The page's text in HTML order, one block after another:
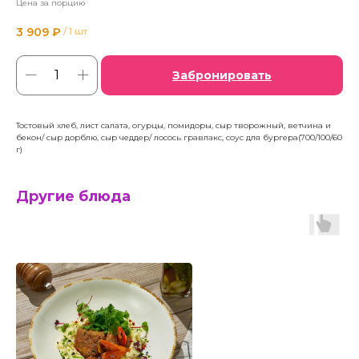
Цена за порцию
3 909 ₽ / 1 шт
Забронировать
Тостовый хлеб, лист салата, огурцы, помидоры, сыр творожный, ветчина и
бекон/ сыр дорблю, сыр чеддер/ лосось гравлакс, соус для бургера(700/100/60
г)
Другие блюда